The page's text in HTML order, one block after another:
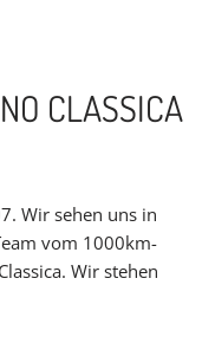
CLASSICA
Wir sehen uns in
vom 1000km-
Wir stehen